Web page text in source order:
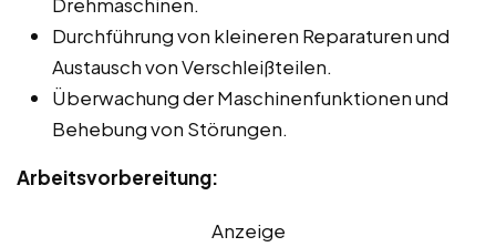
Durchführung von kleineren Reparaturen und
Austausch von Verschleißteilen.
Überwachung der Maschinenfunktionen und
Behebung von Störungen.
Arbeitsvorbereitung:
Anzeige